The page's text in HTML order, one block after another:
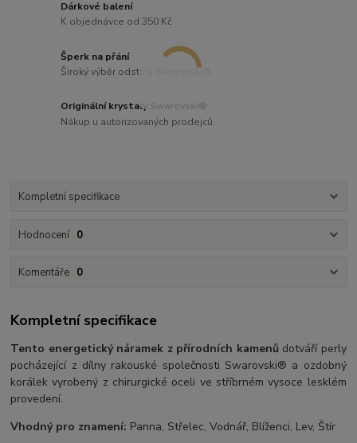
Dárkové balení
K objednávce od 350 Kč
Šperk na přání
Široký výběr odstínů Swarovski®
Originální krystaly Swarovski®
Nákup u autorizovaných prodejců
Kompletní specifikace
Hodnocení 0
Komentáře 0
Kompletní specifikace
Tento energetický náramek z přírodních kamenů dotváří perly
pocházející z dílny rakouské společnosti Swarovski® a ozdobný
korálek vyrobený z chirurgické oceli ve stříbrném vysoce lesklém
provedení.
Vhodný pro znamení: Panna, Střelec, Vodnář, Blíženci, Lev, Štír